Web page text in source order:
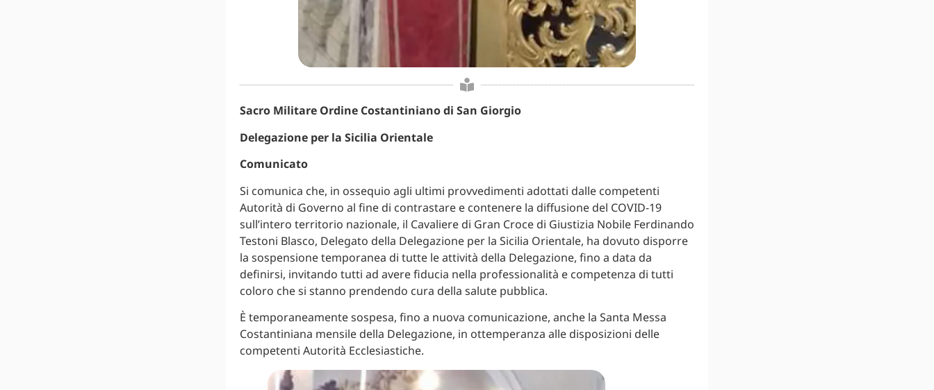
Sacro Militare Ordine Costantiniano di San Giorgio
Delegazione per la Sicilia Orientale
Comunicato
Si comunica che, in ossequio agli ultimi provvedimenti adottati dalle competenti
Autorità di Governo al fine di contrastare e contenere la diffusione del COVID-19
sull’intero territorio nazionale, il Cavaliere di Gran Croce di Giustizia Nobile Ferdinando
Testoni Blasco, Delegato della Delegazione per la Sicilia Orientale, ha dovuto disporre
la sospensione temporanea di tutte le attività della Delegazione, fino a data da
definirsi, invitando tutti ad avere fiducia nella professionalità e competenza di tutti
coloro che si stanno prendendo cura della salute pubblica.
È temporaneamente sospesa, fino a nuova comunicazione, anche la Santa Messa
Costantiniana mensile della Delegazione, in ottemperanza alle disposizioni delle
competenti Autorità Ecclesiastiche.